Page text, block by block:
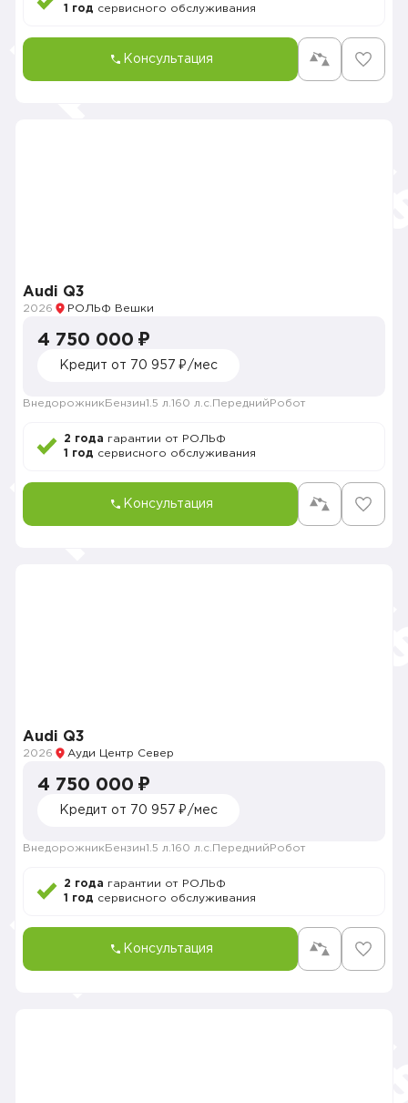
1 год сервисного обслуживания
Консультация
Audi Q3
2026 РОЛЬФ Вешки
4 750 000 ₽
Кредит от 70 957 ₽/мес
Внедорожник Бензин1.5 л. 160 л.с. Передний Робот
2 года гарантии от РОЛЬФ
1 год сервисного обслуживания
Консультация
Audi Q3
2026 Ауди Центр Север
4 750 000 ₽
Кредит от 70 957 ₽/мес
Внедорожник Бензин1.5 л. 160 л.с. Передний Робот
2 года гарантии от РОЛЬФ
1 год сервисного обслуживания
Консультация